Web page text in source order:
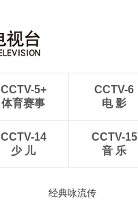
CCTV-5+
体育赛事
CCTV-6
电 影
CCTV-14
少 儿
CCTV-15
音 乐
经典咏流传